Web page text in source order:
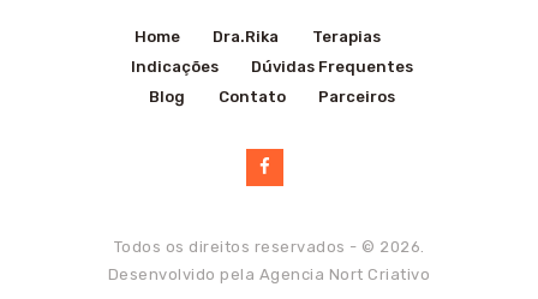
Home Dra.Rika
Terapias
Indicações
Dúvidas Frequentes
Blog
Contato Parceiros
Todos os direitos reservados - © 2026.
Desenvolvido pela Agencia Nort Criativo